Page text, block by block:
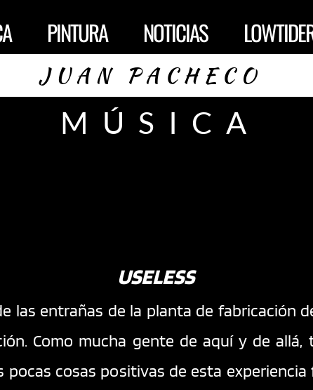
PINTURA NOTICIAS
JUAN PACHECO
MÚSICA
USELESS
las entrañas de la planta de fabricación
Como mucha gente de aquí y de
cosas positivas de esta